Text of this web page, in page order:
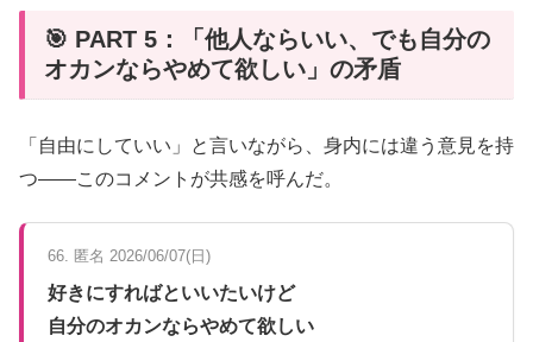
🎯 PART 5：「他人ならいい、でも自分の
オカンならやめて欲しい」の矛盾
「自由にしていい」と言いながら、身内には違う意見を持
つ——このコメントが共感を呼んだ。
66. 匿名 2026/06/07(日)
好きにすればといいたいけど
自分のオカンならやめて欲しい